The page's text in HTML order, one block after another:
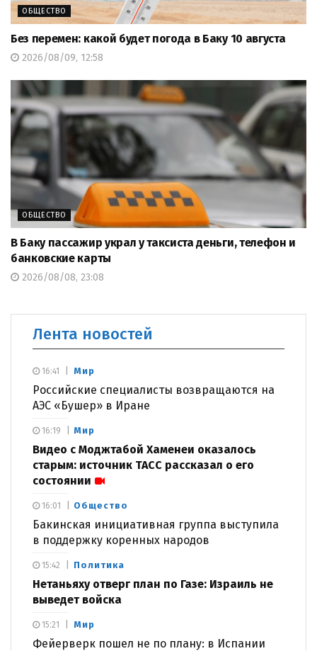
ОБЩЕСТВО
Без перемен: какой будет погода в Баку 10 августа
2026/08/09, 12:58
ОБЩЕСТВО
В Баку пассажир украл у таксиста деньги, телефон и
банковские карты
2026/08/08, 23:08
Лента новостей
Мир
Российские специалисты возвращаются на
АЭС «Бушер» в Иране
16:41
Мир
Видео с Моджтабой Хаменеи оказалось
старым: источник ТАСС рассказал о его
состоянии
16:19
Общество
Бакинская инициативная группа выступила
в поддержку коренных народов
16:01
Политика
Нетаньяху отверг план по Газе: Израиль не
выведет войска
15:42
Мир
Фейерверк пошел не по плану: в Испании
15:21